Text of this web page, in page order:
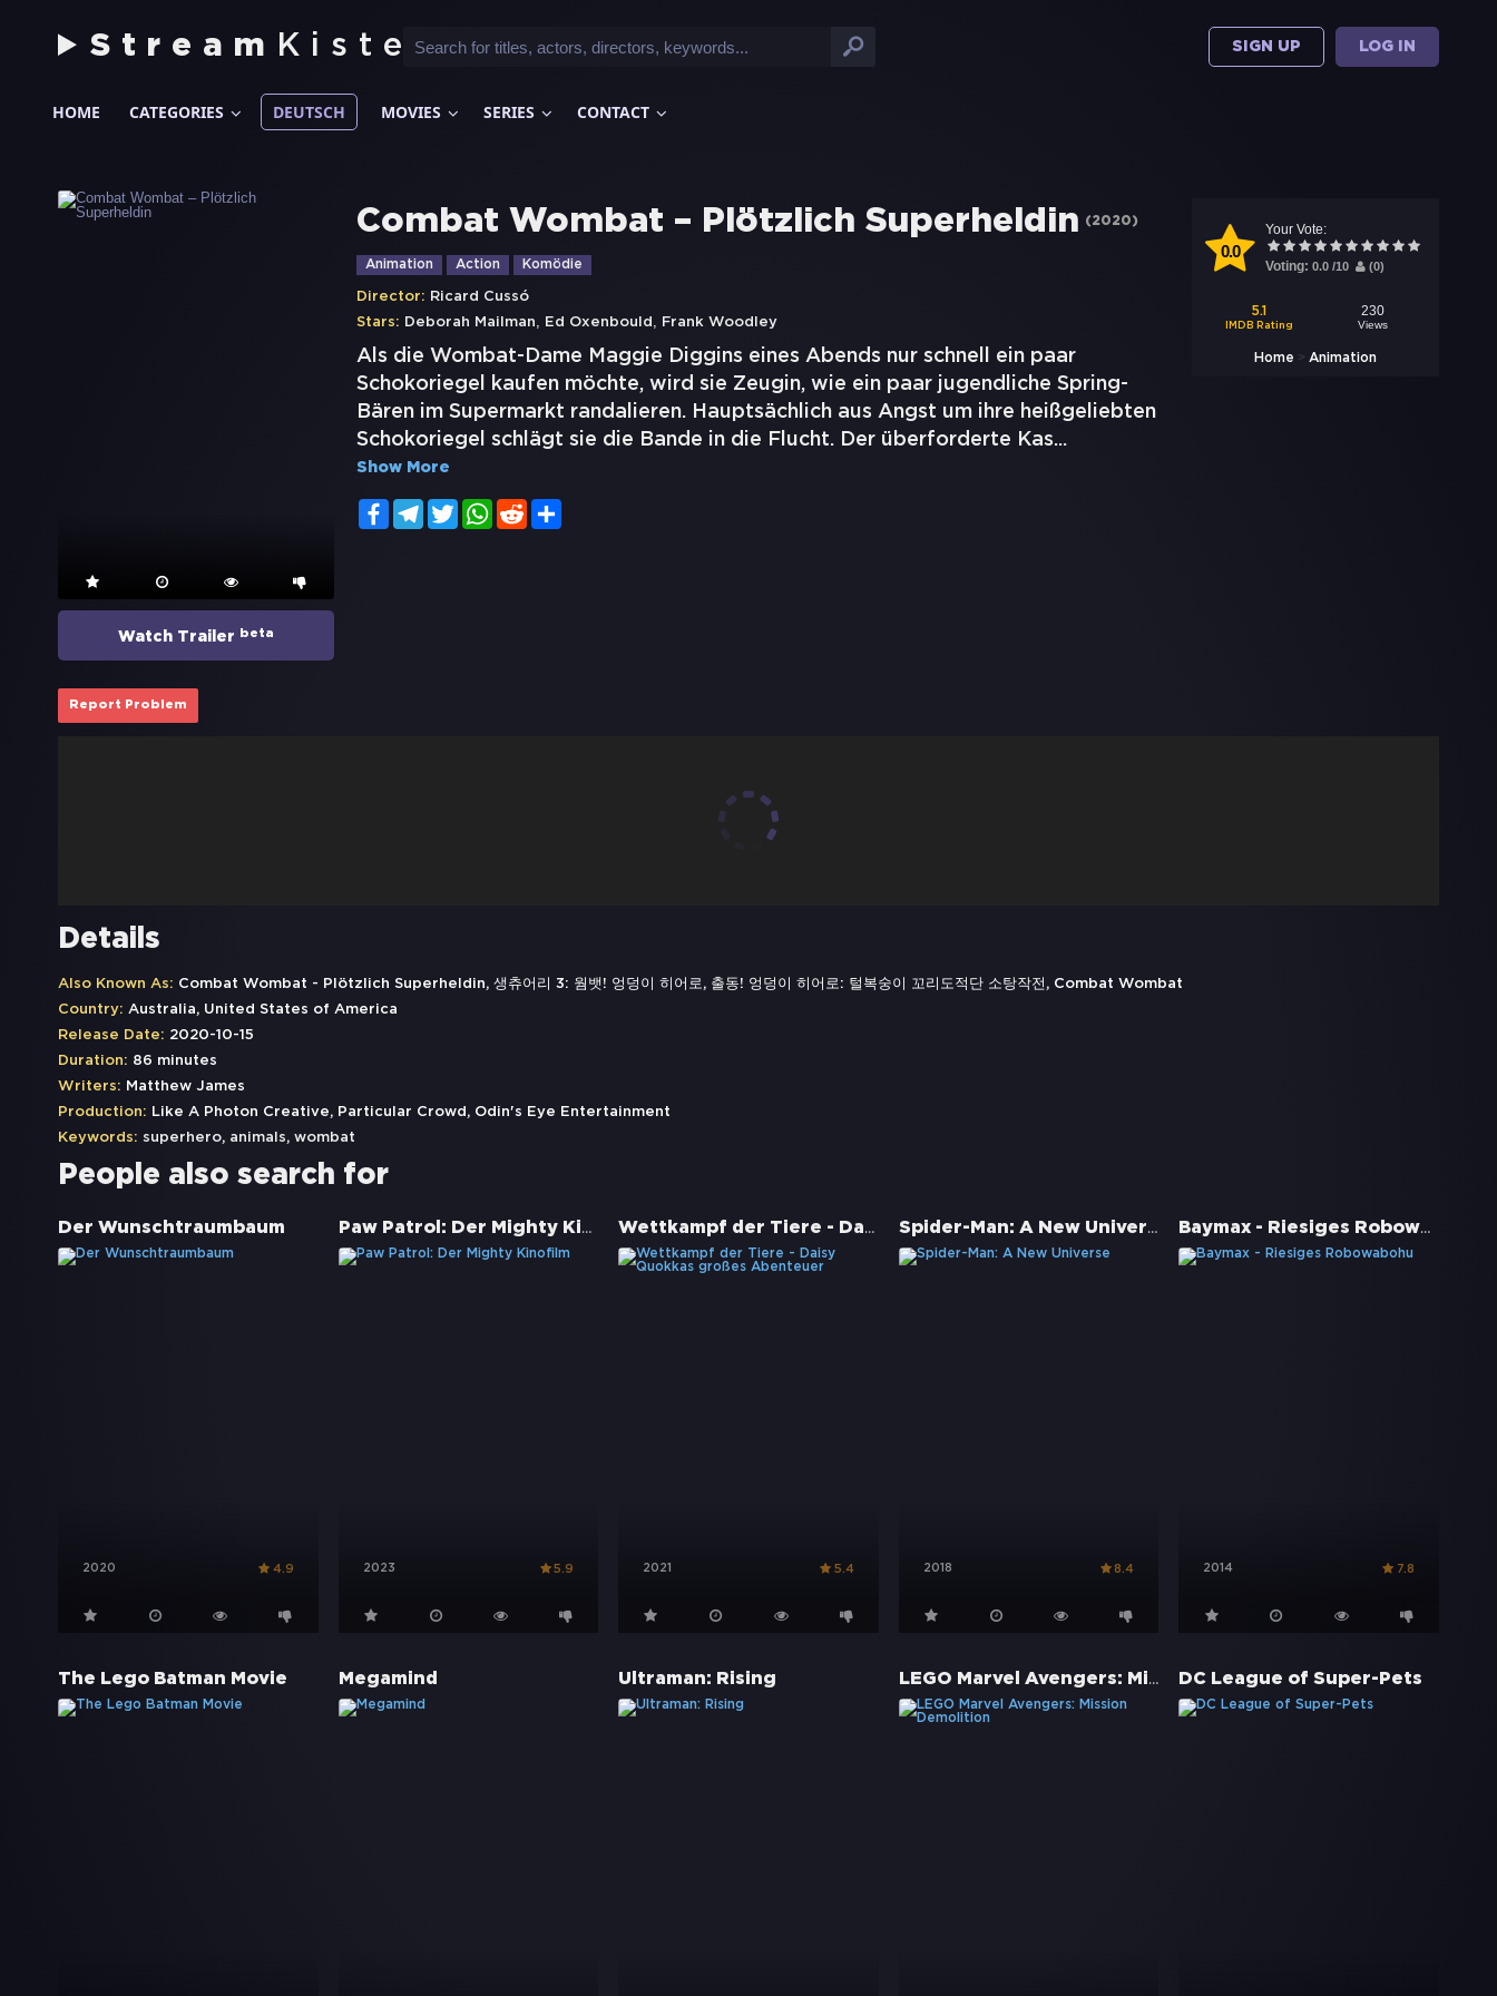
Stream Kiste SIGN UP LOG IN
HOME CATEGORIES DEUTSCH MOVIES SERIES CONTACT
Watch Trailer beta
0.0
Your Vote:
Voting: 0.0 /10 (0)
5.1
IMDB Rating
230
Views
Home > Animation
Combat Wombat – Plötzlich Superheldin (2020)
Animation Action Komödie
Director: Ricard Cussó
Stars: Deborah Mailman, Ed Oxenbould , Frank Woodley
Als die Wombat-Dame Maggie Diggins eines Abends nur schnell ein paar
Schokoriegel kaufen möchte, wird sie Zeugin, wie ein paar jugendliche Spring-
Bären im Supermarkt randalieren. Hauptsächlich aus Angst um ihre heißgeliebten
Schokoriegel schlägt sie die Bande in die Flucht. Der überforderte Kas...
Show More
FacebookTelegramTwitterWhatsApp
Reddit
Report Problem
Details
Also Known As: Combat Wombat - Plötzlich Superheldin, 생츄어리 3: 웜뱃! 엉덩이 히어로, 출동! 엉덩이 히어로: 털복숭이 꼬리도적단 소탕작전, Combat Wombat
Country: Australia, United States of America
Release Date: 2020-10-15
Duration: 86 minutes
Writers: Matthew James
Production: Like A Photon Creative, Particular Crowd, Odin's Eye Entertainment
Keywords: superhero, animals, wombat
People also search for
Der Wunschtraumbaum
2020 4.9
Paw Patrol: Der Mighty Kinofilm
2023 5.9
Wettkampf der Tiere - Daisy Quokkas großes Abenteuer
2021 5.4
Spider-Man: A New Universe
2018 8.4
Baymax - Riesiges Robowabohu
2014 7.8
The Lego Batman Movie Megamind Ultraman: Rising LEGO Marvel Avengers: Mission Demolition DC League of Super-Pets